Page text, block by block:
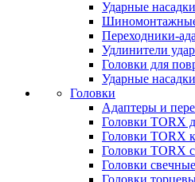
Ударные
Переходники-
Удлинители
Головки для
Ударные
Головки
Адаптеры и
Головки TORX
Головки TORX
Головки TORX
Головки свечные
Головки